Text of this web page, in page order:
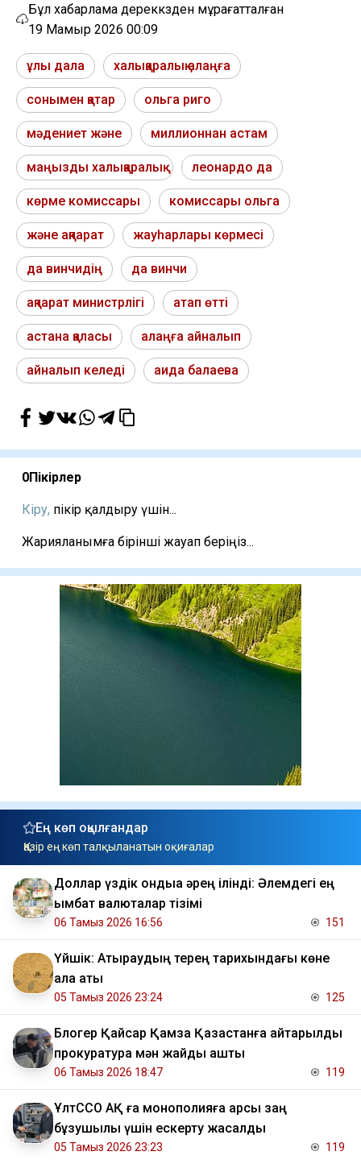
Бұл хабарлама дереккөзден мұрағатталған
19 Мамыр 2026 00:09
ұлы дала халықаралық алаңға
сонымен қатар ольга риго
мәдениет және миллионнан астам
маңызды халықаралық леонардо да
көрме комиссары комиссары ольга
және ақпарат жауһарлары көрмесі
да винчидің да винчи
ақпарат министрлігі атап өтті
астана қаласы алаңға айналып
айналып келеді аида балаева
0Пікірлер
Кіру, пікір қалдыру үшін...
Жарияланымға бірінші жауап беріңіз...
Ең көп оқылғандар
Қазір ең көп талқыланатын оқиғалар
Доллар үздік ондыққа әрең ілінді: Әлемдегі ең
қымбат валюталар тізімі
06 Тамыз 2026 16:56 151
Үйшік: Атыраудың терең тарихындағы көне
қала аты
05 Тамыз 2026 23:24 125
Блогер Қайсар Қамза Қазақстанға қайтарылды
прокуратура мән жайды ашты
06 Тамыз 2026 18:47 119
ҰлтССО АҚ ға монополияға қарсы заң
бұзушылық үшін ескерту жасалды
05 Тамыз 2026 23:23 119